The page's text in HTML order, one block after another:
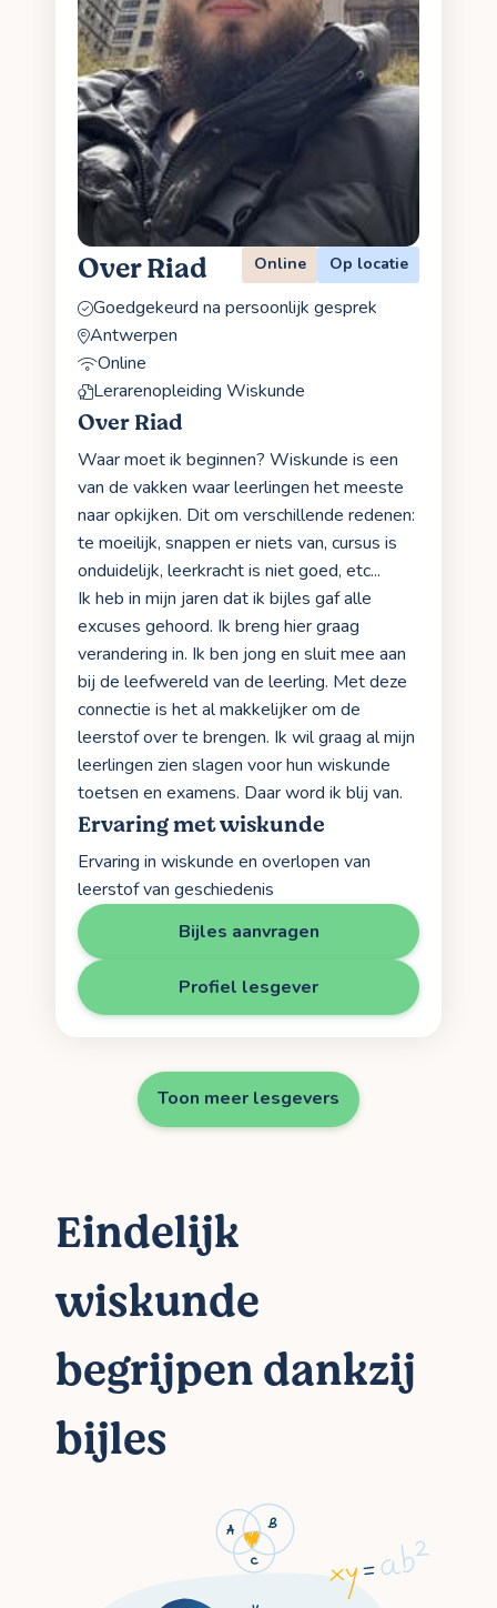
Over Riad Online Op locatie
Goedgekeurd na persoonlijk gesprek
Antwerpen
Online
Lerarenopleiding Wiskunde
Over Riad
Waar moet ik beginnen? Wiskunde is een
van de vakken waar leerlingen het meeste
naar opkijken. Dit om verschillende redenen:
te moeilijk, snappen er niets van, cursus is
onduidelijk, leerkracht is niet goed, etc...
Ik heb in mijn jaren dat ik bijles gaf alle
excuses gehoord. Ik breng hier graag
verandering in. Ik ben jong en sluit mee aan
bij de leefwereld van de leerling. Met deze
connectie is het al makkelijker om de
leerstof over te brengen. Ik wil graag al mijn
leerlingen zien slagen voor hun wiskunde
toetsen en examens. Daar word ik blij van.
Ervaring met wiskunde
Ervaring in wiskunde en overlopen van
leerstof van geschiedenis
Bijles aanvragen
Profiel lesgever
Toon meer lesgevers
Eindelijk
wiskunde
begrijpen dankzij
bijles